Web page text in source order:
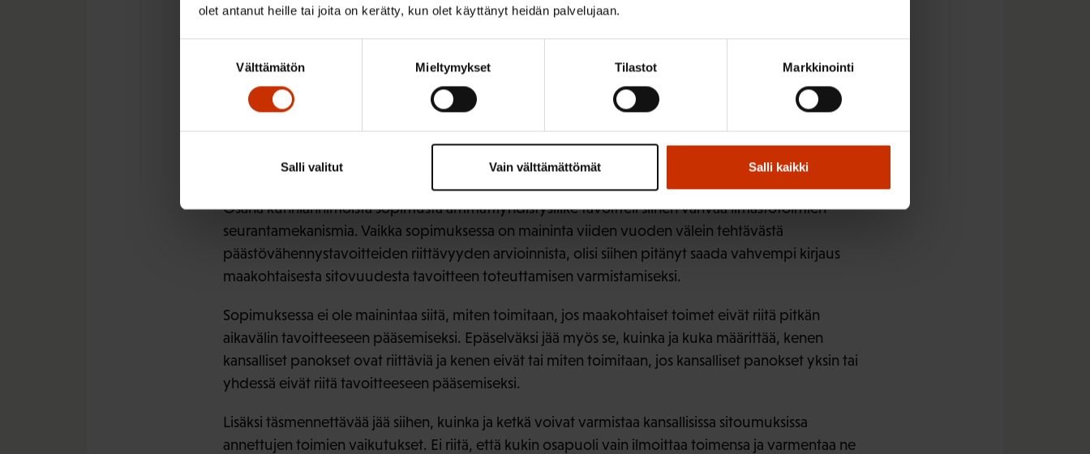
olet antanut heille tai joita on kerätty, kun olet käyttänyt heidän palvelujaan.
Välttämätön Mieltymykset Tilastot Markkinointi
Vain välttämättömät
Salli valitut Salli kaikki
täytäntöönpanoa määräajoin arvioidakseen, miten sopimuksen ja sen pitkän aikavälin tavoitteiden
saavuttamisesta on yhteisesti edistytty…”. Pariisin osapuolikokouksen päätöksessä todetaan lisäksi,
järjestään dialogi, jossa arvioidaan kuinka kansalliset sitoumukset ovat ”kollektiivisesti” edenneet
suhteessa pitkän aikavälin tavoitteeseen.
Osana kunnianhimoista sopimusta ammattiyhdistysliike tavoitteli siihen vahvaa ilmastotoimien
seurantamekanismia. Vaikka sopimuksessa on maininta viiden vuoden välein tehtävästä
päästövähennystavoitteiden riittävyyden arvioinnista, olisi siihen pitänyt saada vahvempi kirjaus
maakohtaisesta sitovuudesta tavoitteen toteuttamisen varmistamiseksi.
Sopimuksessa ei ole mainintaa siitä, miten toimitaan, jos maakohtaiset toimet eivät riitä pitkän
aikavälin tavoitteeseen pääsemiseksi. Epäselväksi jää myös se, kuinka ja kuka määrittää, kenen
kansalliset panokset ovat riittäviä ja kenen eivät tai miten toimitaan, jos kansalliset panokset yksin tai
yhdessä eivät riitä tavoitteeseen pääsemiseksi.
Lisäksi täsmennettävää jää siihen, kuinka ja ketkä voivat varmistaa kansallisissa sitoumuksissa
annettujen toimien vaikutukset. Ei riitä, että kukin osapuoli vain ilmoittaa toimensa ja varmentaa ne